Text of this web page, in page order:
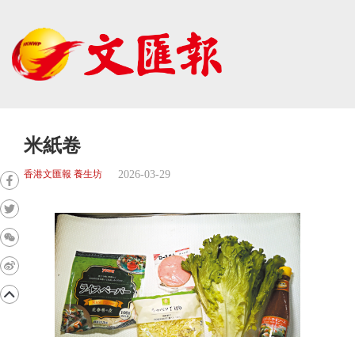
米紙卷
香港文匯報 養生坊 2026-03-29